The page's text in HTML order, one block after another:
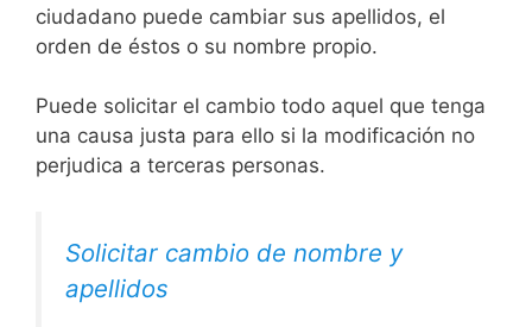
ciudadano puede cambiar sus apellidos, el
orden de éstos o su nombre propio.
Puede solicitar el cambio todo aquel que tenga
una causa justa para ello si la modificación no
perjudica a terceras personas.
Solicitar cambio de nombre y
apellidos